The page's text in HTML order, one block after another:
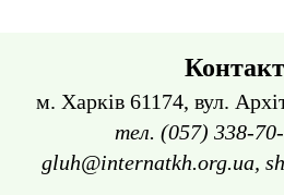
м. Харків 61174, вул.
тел. (057) 338-
gluh@internatkh.org.ua,